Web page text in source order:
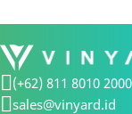
(+62) 811 8010
sales@vinyard.id